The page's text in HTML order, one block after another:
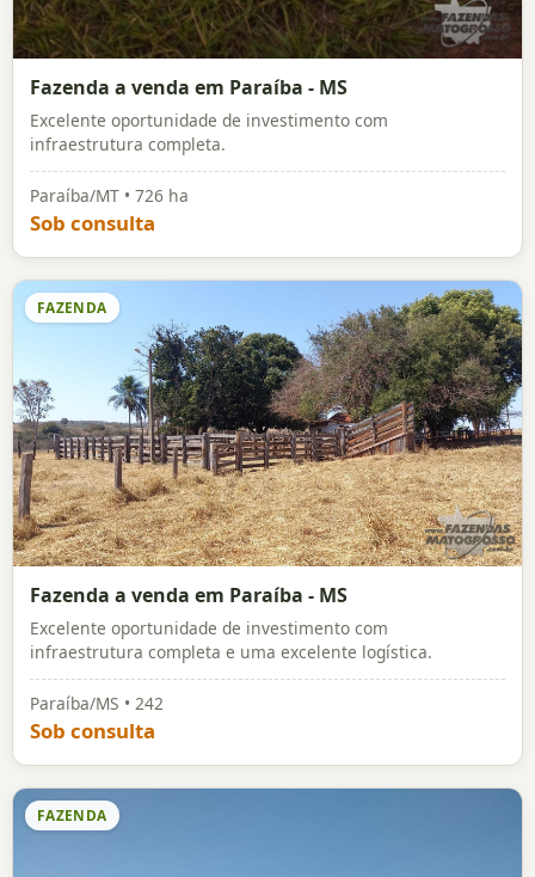
Fazenda a venda em Paraíba - MS
Excelente oportunidade de investimento com
infraestrutura completa.
Paraíba/MT • 726 ha
Sob consulta
FAZENDA
Fazenda a venda em Paraíba - MS
Excelente oportunidade de investimento com
infraestrutura completa e uma excelente logística.
Paraíba/MS • 242
Sob consulta
FAZENDA